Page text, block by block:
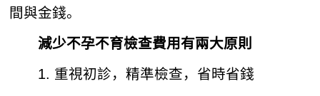
間與金錢。
減少不孕不育檢查費用有兩大原則
1. 重視初診，精準檢查，省時省錢